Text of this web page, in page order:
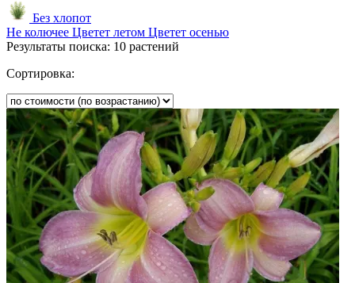
Без хлопот
Не колючее Цветет летом Цветет осенью
Результаты поиска: 10 растений
Сортировка: